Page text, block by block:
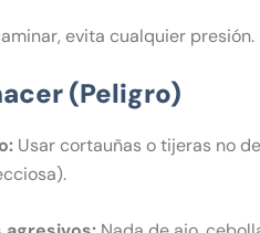
evita cualquier presión.
(Peligro)
Usar cortauñas o tijeras no